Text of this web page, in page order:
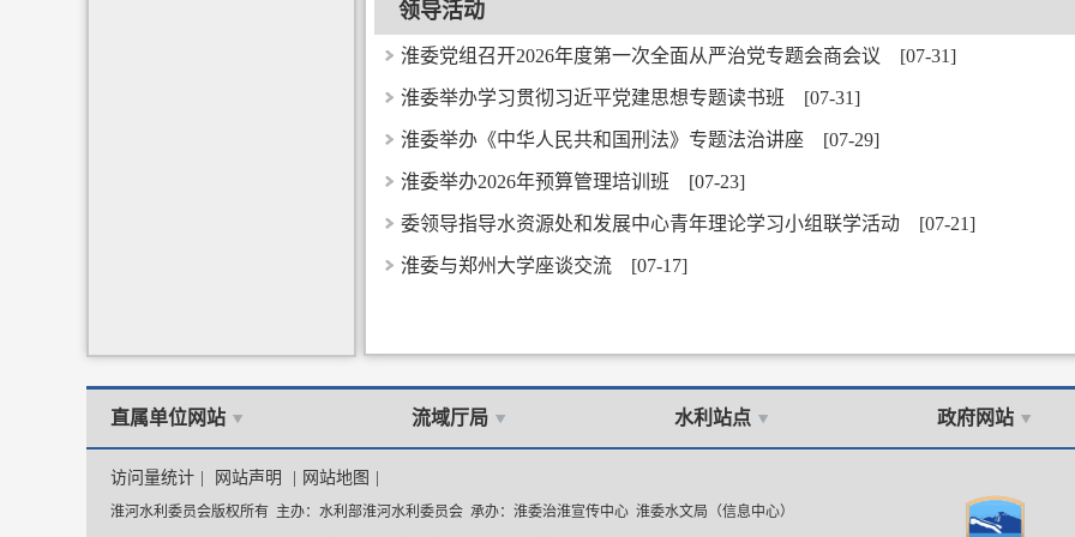
领导活动
淮委党组召开2026年度第一次全面从严治党专题会商会议 [07-31]
淮委举办学习贯彻习近平党建思想专题读书班 [07-31]
淮委举办《中华人民共和国刑法》专题法治讲座 [07-29]
淮委举办2026年预算管理培训班 [07-23]
委领导指导水资源处和发展中心青年理论学习小组联学活动 [07-21]
淮委与郑州大学座谈交流 [07-17]
直属单位网站 流域厅局 水利站点 政府网站
访问量统计 网站声明 网站地图
淮河水利委员会版权所有 主办：水利部淮河水利委员会 承办：淮委治淮宣传中心 淮委水文局（信息中心）